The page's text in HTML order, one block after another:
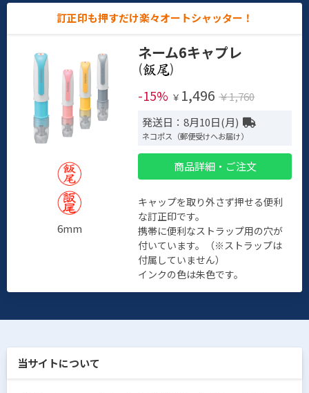
訂正印も押すだけ楽々オートシャッター！
6mm
ネーム6キャプレ
(
)
-15% ￥ 1,496 ￥1,760
発送日：8月10日(月)
ネコポス（郵便受けへお届け）
商品詳細・ご注文
キャップを取り外さず押せる便利
な訂正印です。
携帯に便利なストラップ用の穴が
付いています。（※ストラップは
付属していません）
インクの色は朱色です。
当サイトについて